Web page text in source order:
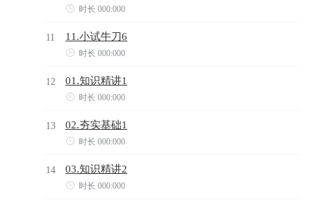
 时长 000:000
11 11.小试牛刀6
 时长 000:000
12 01.知识精讲1
 时长 000:000
13 02.夯实基础1
 时长 000:000
14 03.知识精讲2
 时长 000:000